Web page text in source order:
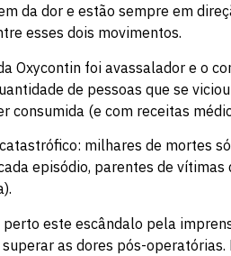
da dor e estão sempre em
esses dois movimentos.
Oxycontin foi avassalador e o
de pessoas que se
consumida (e com receitas
milhares de mortes
episódio, parentes de
este escândalo pela
as dores pós-